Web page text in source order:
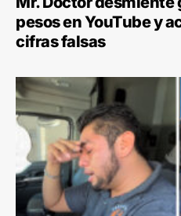
pesos en YouTube y
cifras falsas